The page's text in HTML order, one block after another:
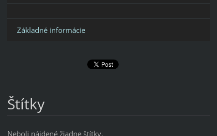
Základné informácie
Štítky
Neboli nájdené žiadne štítky.